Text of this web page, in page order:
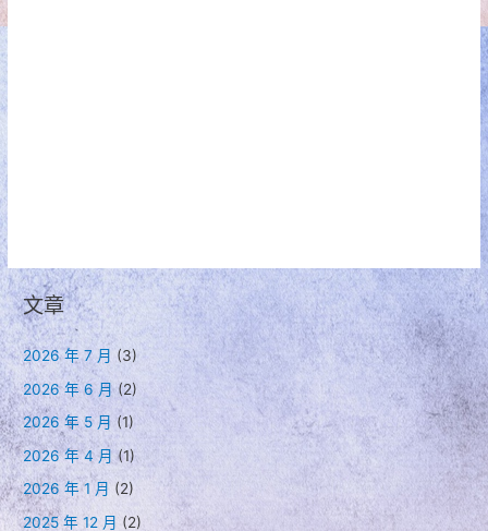
文章
2026 年 7 月 (3)
2026 年 6 月(2)
2026 年 5 月 (1)
2026 年 4 月 (1)
2026 年 1 月 (2)
2025 年 12 月 (2)